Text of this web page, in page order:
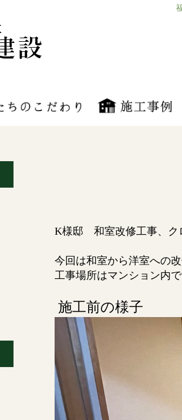
K様邸 和室改修工事、ク
今回は和室から洋室への
工事場所はマンション内で
施工前の様子